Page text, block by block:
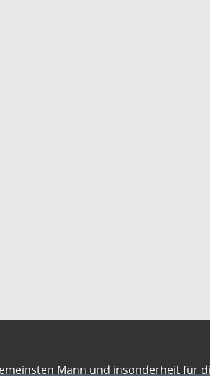
Mann und insonderheit für